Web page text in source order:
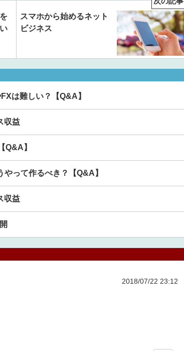
スマホから始めるネット
ビジネス
は難しい？【Q&A】
収益
Q&A】
って作るべき？【Q&A】
収益
2018/07/22 23:12